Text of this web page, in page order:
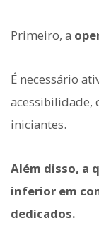
Primeiro, a
É necessário
acessibilidade,
iniciantes.
Além disso, a
inferior em
dedicados.